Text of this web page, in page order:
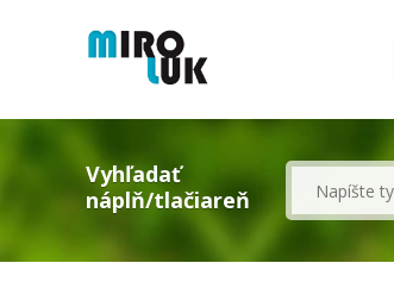
Vyhľadať
náplň/tlačiareň